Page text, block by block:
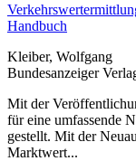
Handbuch
Kleiber, Wolfgang
Bundesanzeiger
Mit der
für eine umfassende
gestellt. Mit der
Marktwert...